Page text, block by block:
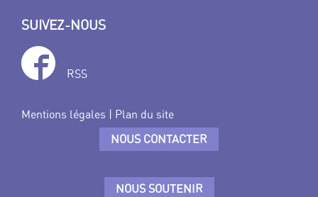
SUIVEZ-NOUS
RSS
Mentions légales | Plan du site
NOUS CONTACTER
NOUS SOUTENIR